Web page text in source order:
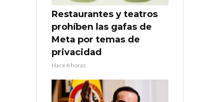
Restaurantes y teatros
prohíben las gafas de
Meta por temas de
privacidad
Hace 6 horas